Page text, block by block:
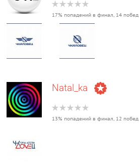
17% попадений в финал, 14 побед
Natal_ka
13% попадений в финал, 12 побед